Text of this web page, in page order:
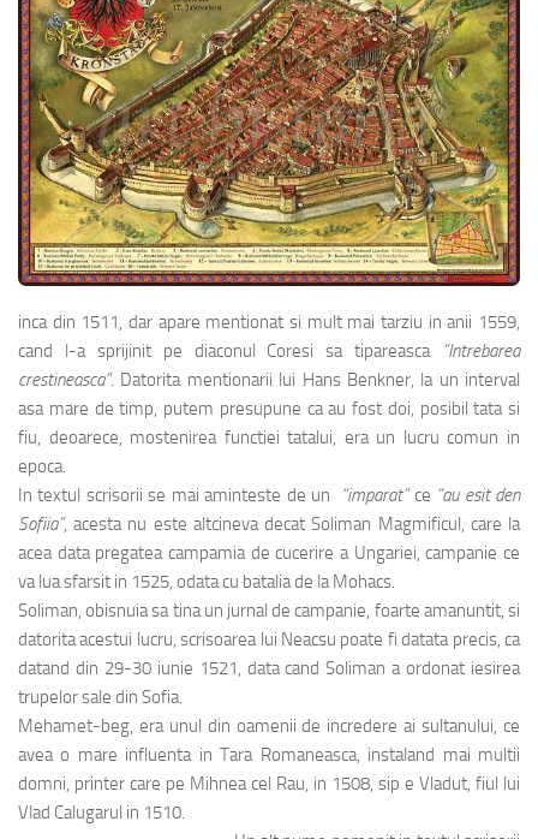
inca din 1511, dar apare mentionat si mult mai tarziu in anii 1559,
cand l-a sprijinit pe diaconul Coresi sa tipareasca
“Intrebarea
crestineasca”. Datorita mentionarii lui Hans Benkner, la un interval
asa mare de timp, putem presupune ca au fost doi, posibil tata si
fiu, deoarece, mostenirea functiei tatalui, era un lucru comun in
epoca.
In textul scrisorii se mai aminteste de un
“imparat”ce “au esit den
Sofiia”, acesta nu este altcineva decat Soliman Magmificul, care la
acea data pregatea campamia de cucerire a Ungariei, campanie ce
va lua sfarsit in 1525, odata cu batalia de la Mohacs.
Soliman, obisnuia sa tina un jurnal de campanie, foarte amanuntit, si
datorita acestui lucru, scrisoarea lui Neacsu poate fi datata precis, ca
datand din 29-30 iunie 1521, data cand Soliman a ordonat iesirea
trupelor sale din Sofia.
Mehamet-beg, era unul din oamenii de incredere ai sultanului, ce
avea o mare influenta in Tara Romaneasca, instaland mai multii
domni, printer care pe Mihnea cel Rau, in 1508, sip e Vladut, fiul lui
Vlad Calugarul in 1510.